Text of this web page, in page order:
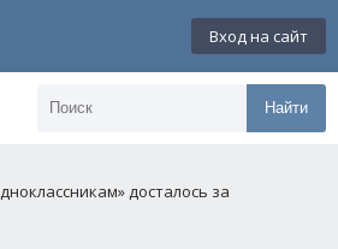
Вход на сайт
Найти
досталось за